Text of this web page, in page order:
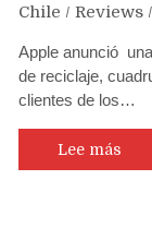
Chile / Reviews /
Apple anunció
de reciclaje,
clientes de los…
Lee más